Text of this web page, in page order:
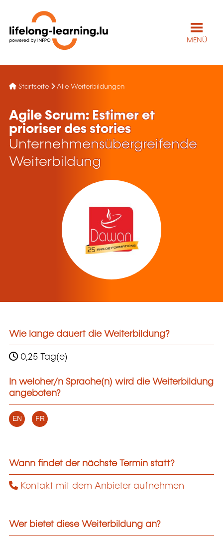
MENÜ
Startseite Alle Weiterbildungen
Agile Scrum: Estimer et
prioriser des stories
Unternehmensübergreifende
Weiterbildung
Wie lange dauert die Weiterbildung?
0,25 Tag(e)
In welcher/n Sprache(n) wird die Weiterbildung
angeboten?
EN FR
Wann findet der nächste Termin statt?
Kontakt mit dem Anbieter aufnehmen
Wer bietet diese Weiterbildung an?